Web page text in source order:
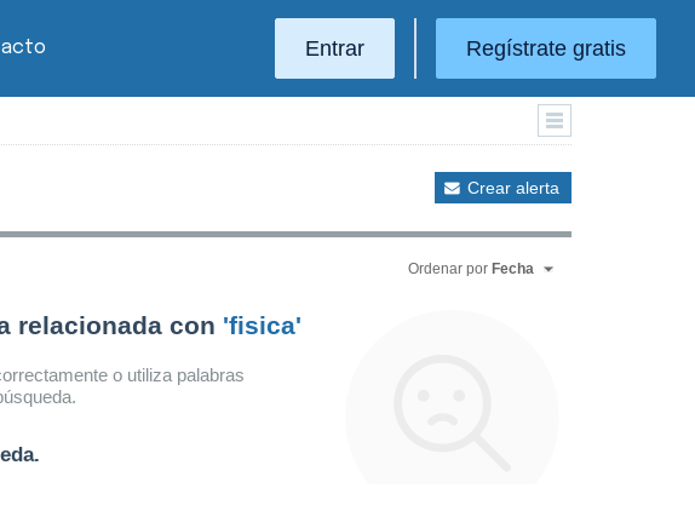
Entrar Regístrate gratis
Crear alerta
Ordenar por Fecha
relacionada con 'fisica'
o utiliza palabras